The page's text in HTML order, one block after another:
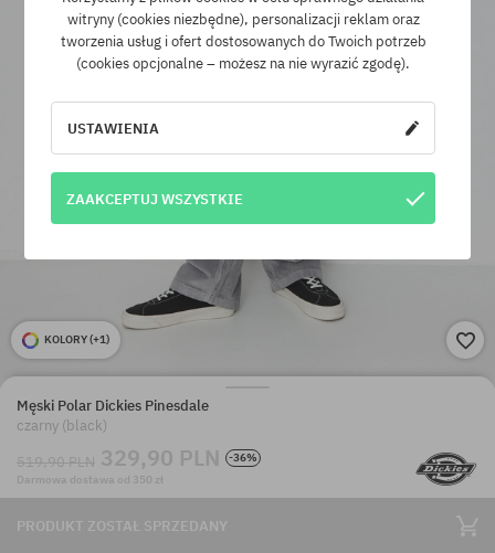
KOLORY (+1)
Męski Polar Dickies Pinesdale
czarny (black)
519,90 PLN 329,90 PLN
-36%
Darmowa dostawa od 350 zł
PRODUKT ZOSTAŁ SPRZEDANY
witryny (cookies niezbędne), personalizacji reklam oraz
tworzenia usług i ofert dostosowanych do Twoich potrzeb
(cookies opcjonalne – możesz na nie wyrazić zgodę).
USTAWIENIA
ZAAKCEPTUJ WSZYSTKIE